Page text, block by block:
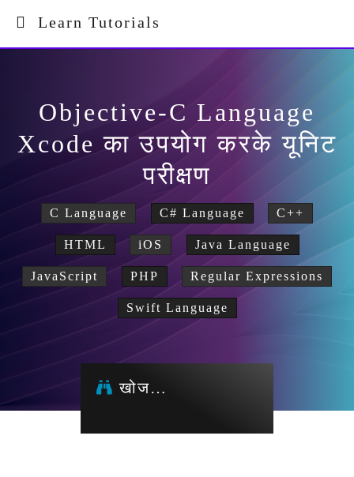
Learn Tutorials
Objective-C Language
Xcode का उपयोग करके यूनिट
परीक्षण
C Language C# Language C++
HTML iOS Java Language
JavaScript PHP Regular Expressions
Swift Language
खोज…